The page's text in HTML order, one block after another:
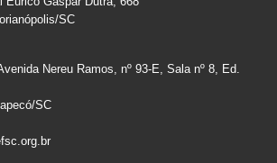
SC
Nereu Ramos, nº 93-E, Sala nº 8, Ed.
SC